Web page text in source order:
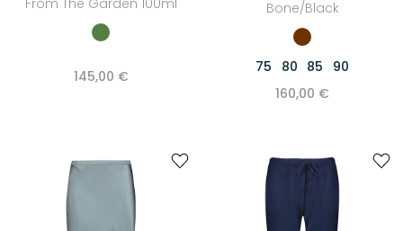
From The Garden 100ml
145,00 €
Bone/Black
75 80 85
90
160,00 €